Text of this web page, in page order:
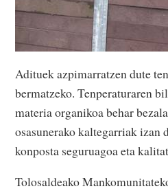
Adituek azpimarratzen dute
bermatzeko. Tenperaturaren
materia organikoa behar
osasunerako kaltegarriak izan
konposta seguruagoa eta
Tolosaldeako